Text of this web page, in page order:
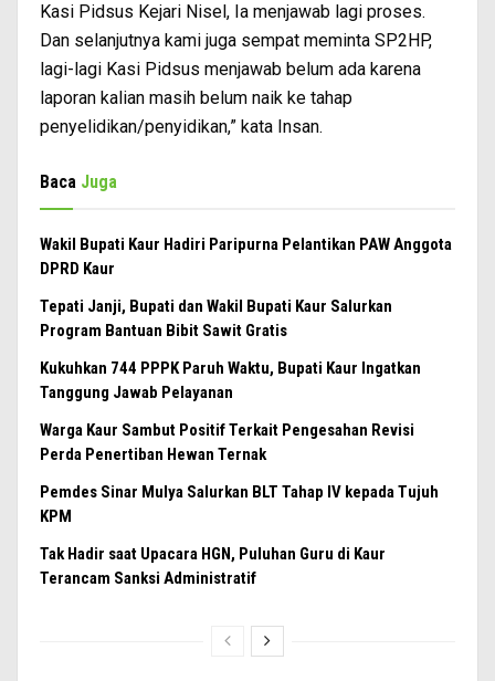
Kasi Pidsus Kejari Nisel, Ia menjawab lagi proses.
Dan selanjutnya kami juga sempat meminta SP2HP,
lagi-lagi Kasi Pidsus menjawab belum ada karena
laporan kalian masih belum naik ke tahap
penyelidikan/penyidikan,” kata Insan.
Baca Juga
Wakil Bupati Kaur Hadiri Paripurna Pelantikan PAW Anggota
DPRD Kaur
Tepati Janji, Bupati dan Wakil Bupati Kaur Salurkan
Program Bantuan Bibit Sawit Gratis
Kukuhkan 744 PPPK Paruh Waktu, Bupati Kaur Ingatkan
Tanggung Jawab Pelayanan
Warga Kaur Sambut Positif Terkait Pengesahan Revisi
Perda Penertiban Hewan Ternak
Pemdes Sinar Mulya Salurkan BLT Tahap IV kepada Tujuh
KPM
Tak Hadir saat Upacara HGN, Puluhan Guru di Kaur
Terancam Sanksi Administratif